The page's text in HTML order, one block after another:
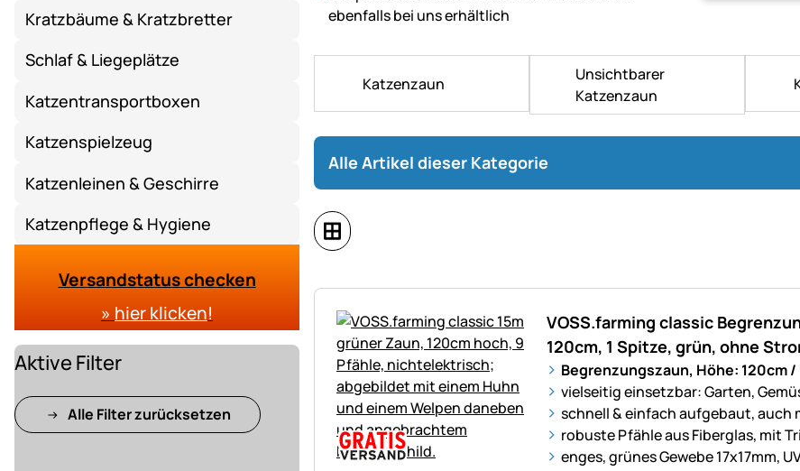
Kratzbäume & Kratzbretter
Schlaf & Liegeplätze
Katzentransportboxen
Katzenspielzeug
Katzenleinen & Geschirre
Katzenpflege & Hygiene
Versandstatus checken
» hier klicken!
Aktive Filter
Alle Filter zurücksetzen
und
für
sicheres
Freilaufgehege.
ebenfalls bei uns erhältlich
Katzenzaun
Unsichtbarer
Katzenzaun
Alle Artikel dieser Kategorie
VOSS.farming classic
120cm, 1 Spitze, grün, ohne
Begrenzungszaun, Höhe: 120cm /
vielseitig einsetzbar: Garten,
schnell & einfach aufgebaut, auch
robuste Pfähle aus Fiberglas, mit
enges, grünes Gewebe 17x17mm,